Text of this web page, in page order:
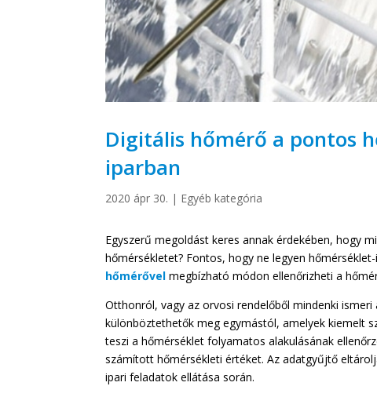
Digitális hőmérő a pontos
iparban
2020 ápr 30. | Egyéb kategória
Egyszerű megoldást keres annak érdekében, hogy
hőmérsékletet? Fontos, hogy ne legyen
hőmérővel megbízható módon ellenőrizheti a
Otthonról, vagy az orvosi rendelőből mindenki ismeri
különböztethetők meg egymástól, amelyek kiemelt
teszi a hőmérséklet folyamatos alakulásának
számított hőmérsékleti értéket. Az adatgyűjtő
ipari feladatok ellátása során.